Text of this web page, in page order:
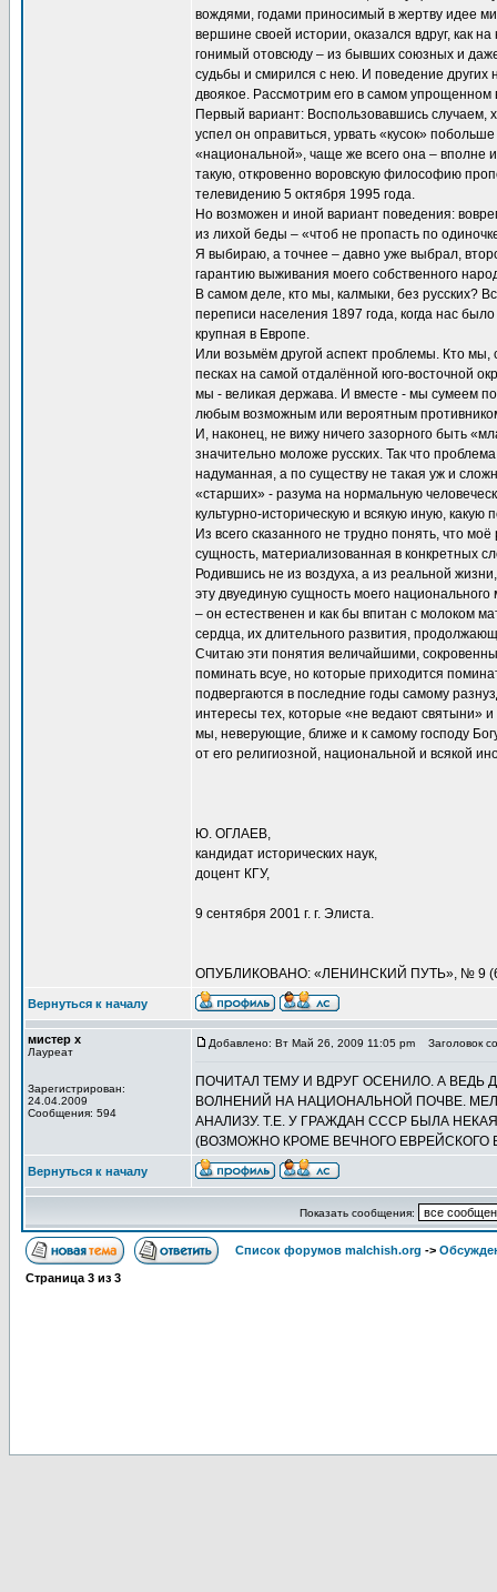
вождями, годами приносимый в жертву идее
вершине своей истории, оказался вдруг, как
гонимый отовсюду – из бывших союзных и
судьбы и смирился с нею. И поведение
двоякое. Рассмотрим его в самом упрощенном
Первый вариант: Воспользовавшись случаем,
успел он оправиться, урвать «кусок»
«национальной», чаще же всего она – вполне
такую, откровенно воровскую философию
телевидению 5 октября 1995 года.
Но возможен и иной вариант поведения:
из лихой беды – «чтоб не пропасть по
Я выбираю, а точнее – давно уже выбрал,
гарантию выживания моего собственного
В самом деле, кто мы, калмыки, без русских?
переписи населения 1897 года, когда нас
крупная в Европе.
Или возьмём другой аспект проблемы. Кто
песках на самой отдалённой юго-восточной
мы - великая держава. И вместе - мы сумеем
любым возможным или вероятным
И, наконец, не вижу ничего зазорного быть
значительно моложе русских. Так что
надуманная, а по существу не такая уж и
«старших» - разума на нормальную
культурно-историческую и всякую иную,
Из всего сказанного не трудно понять, что
сущность, материализованная в конкретных
Родившись не из воздуха, а из реальной
эту двуединую сущность моего
– он естественен и как бы впитан с молоком
сердца, их длительного развития,
Считаю эти понятия величайшими,
поминать всуе, но которые приходится
подвергаются в последние годы самому
интересы тех, которые «не ведают святыни»
мы, неверующие, ближе и к самому господу
от его религиозной, национальной и всякой
Ю. ОГЛАЕВ,
кандидат исторических наук,
доцент КГУ,
9 сентября 2001 г. г. Элиста.
ОПУБЛИКОВАНО: «ЛЕНИНСКИЙ ПУТЬ», № 9
Вернуться к началу
мистер х
Лауреат
Зарегистрирован:
24.04.2009
Сообщения: 594
Добавлено: Вт Май 26, 2009 11:05 pm Заголовок
ПОЧИТАЛ ТЕМУ И ВДРУГ ОСЕНИЛО. А
ВОЛНЕНИЙ НА НАЦИОНАЛЬНОЙ ПОЧВЕ.
АНАЛИЗУ. Т.Е. У ГРАЖДАН СССР БЫЛА
(ВОЗМОЖНО КРОМЕ ВЕЧНОГО
Вернуться к началу
Показать сообщения:
Список форумов malchish.org ->
Страница 3 из 3